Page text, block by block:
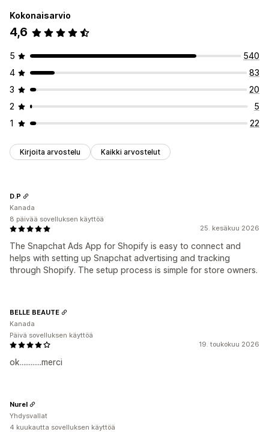
Kokonaisarvio
4,6
5
540
4
83
3
20
2
5
1
22
Kirjoita arvostelu Kaikki arvostelut
25. kesäkuu 2026
The Snapchat Ads App for Shopify is easy to connect and
helps with setting up Snapchat advertising and tracking
through Shopify. The setup process is simple for store owners.
D.P
Kanada
8 päivää sovelluksen käyttöä
19. toukokuu 2026
ok............merci
BELLE BEAUTE
Kanada
Päivä sovelluksen käyttöä
Nurel
Yhdysvallat
4 kuukautta sovelluksen käyttöä